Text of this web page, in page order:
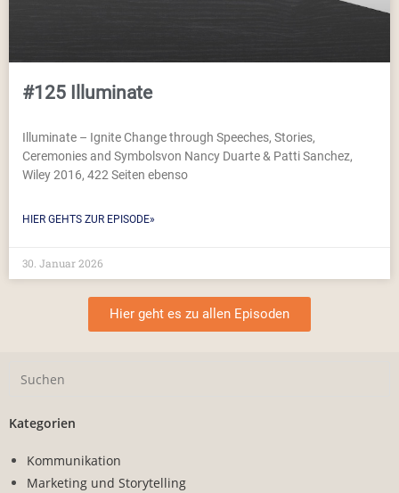
#125 Illuminate
Illuminate – Ignite Change through Speeches, Stories,
Ceremonies and Symbolsvon Nancy Duarte & Patti Sanchez,
Wiley 2016, 422 Seiten ebenso
HIER GEHTS ZUR EPISODE»
30. Januar 2026
Hier geht es zu allen Episoden
Kategorien
Kommunikation
Marketing und Storytelling